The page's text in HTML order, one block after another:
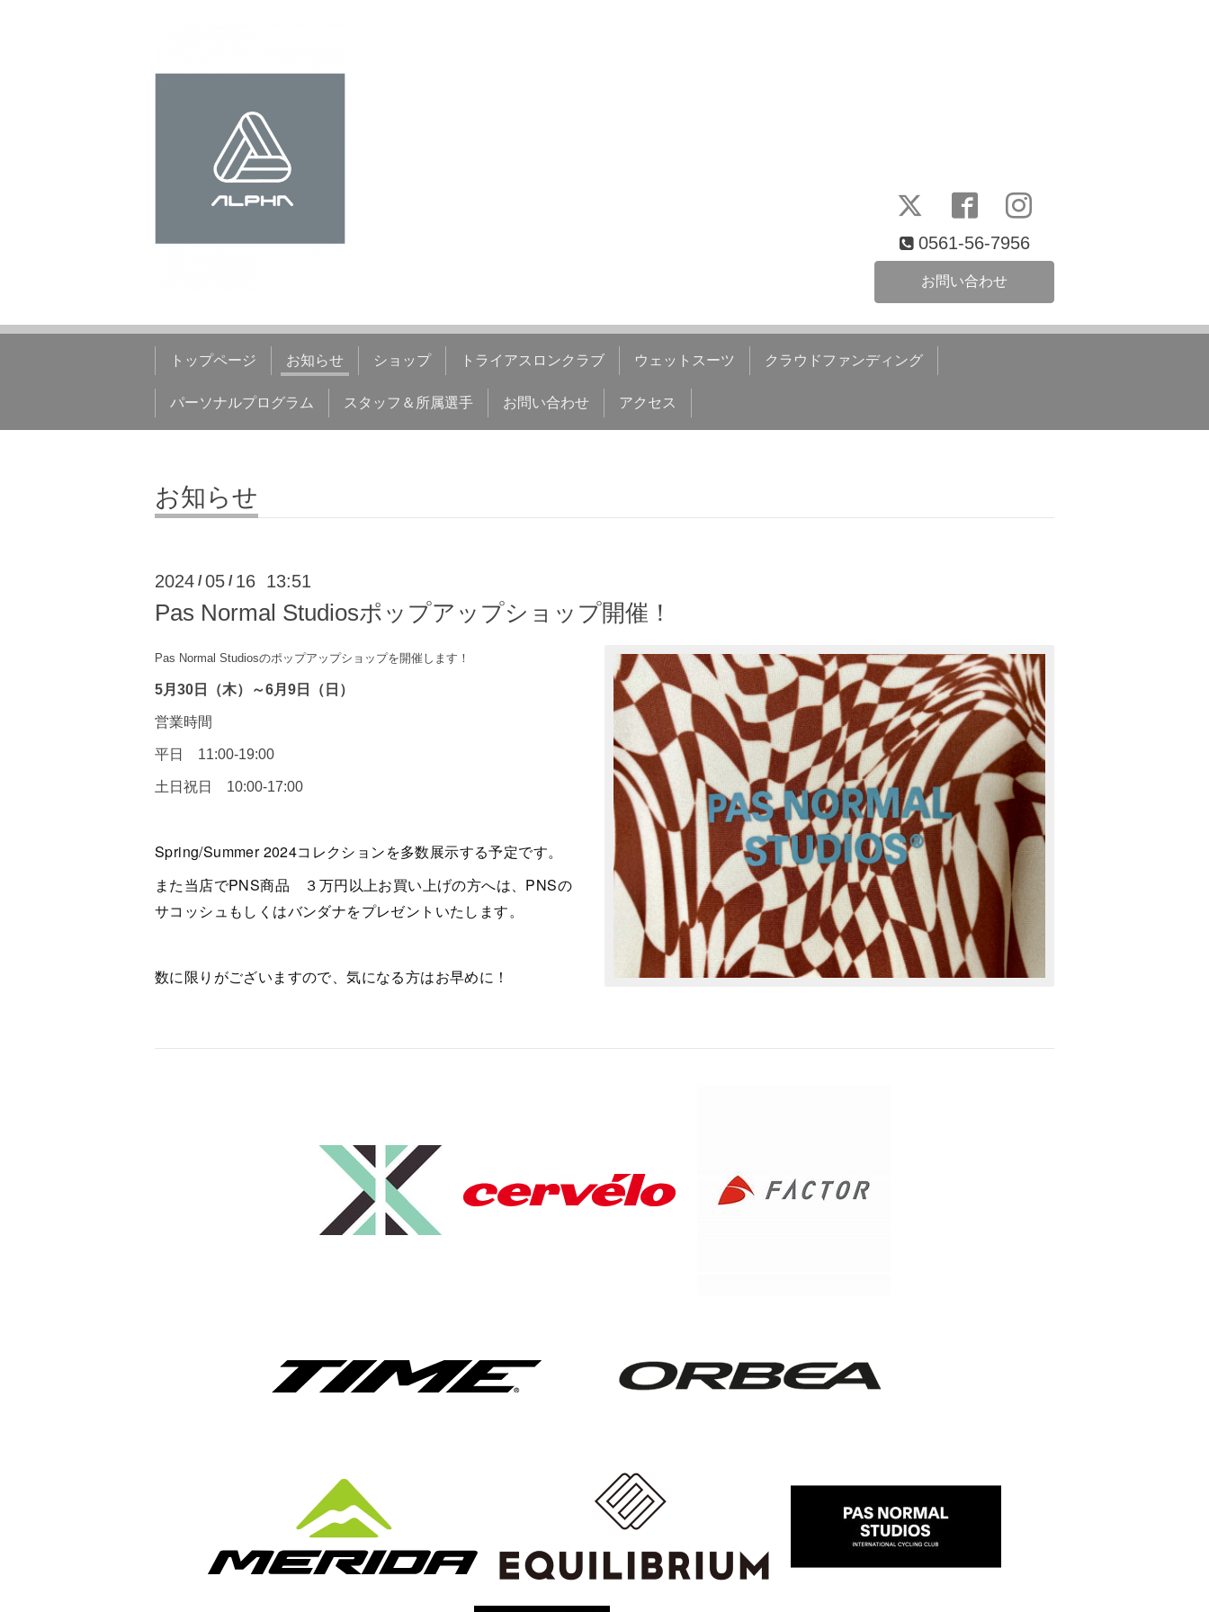
0561-56-7956
お問い合わせ
トップページ お知らせ ショップ トライアスロンクラブ ウェットスーツ クラウドファンディング
パーソナルプログラム スタッフ＆所属選手 お問い合わせ アクセス
お知らせ
2024 /05 / 16 13:51
Pas Normal Studiosポップアップショップ開催！
Pas Normal Studiosのポップアップショップを開催します！
5月30日（木）～6月9日（日）
営業時間
平日 11:00-19:00
土日祝日 10:00-17:00
Spring/Summer 2024コレクションを多数展示する予定です。
また当店でPNS商品 ３万円以上お買い上げの方へは、PNSの
サコッシュもしくはバンダナをプレゼントいたします。
数に限りがございますので、気になる方はお早めに！